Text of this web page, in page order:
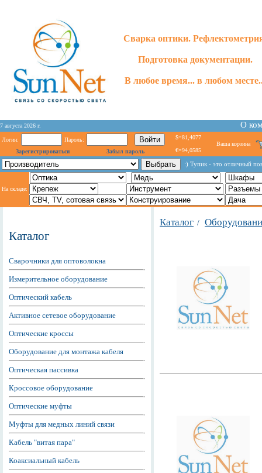
Сварка оптики.
Подготовка документации.
В любое время... в любом
7 августа 2026 г. О
Логин:
Пароль:
Зарегистрироваться
Забыл пароль
$=81,4077
€=94,0585
Ваша корзина
:) Тупик - это отличный
На складе:
Каталог
Сварочники для оптоволокна
Измерительное оборудование
Оптический кабель
Активное сетевое оборудование
Оптические кроссы
Оборудование для монтажа кабеля
Оптическая пассивка
Кроссовое оборудование
Оптические муфты
Муфты для медных линий связи
Кабель "витая пара"
Коаксиальный кабель
Каталог /